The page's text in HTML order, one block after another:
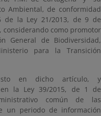
Ambiental, de conformidad
la Ley 21/2013, de 9 de
como promotor
General de Biodiversidad,
para la Transición
en dicho artículo, y
la Ley 39/2015, de 1 de
común de las
un periodo de información